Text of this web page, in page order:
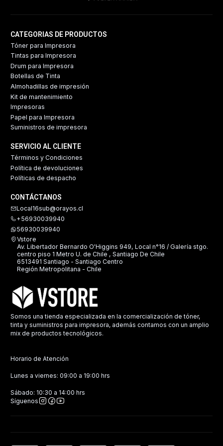
CATEGORIAS DE PRODUCTOS
Tóner para Impresora
Tintas para Impresora
Drum para Impresora
Botellas de Tinta
Almohadillas de impresión
Kit de mantenimiento
Impresoras
Papel para Impresora
Suministros de impresora
SERVICIO AL CLIENTE
Términos y Condiciones
Política de devoluciones
Políticas de despacho
CONTÁCTANOS
Local16sub@orayos.cl
+56930039940
56930039940
Vstore
Av. Libertador Bernardo O'Higgins 949, Local n°16 / Galería stgo.
centro piso 1 Metro U. de Chile , Santiago De Chile
6513491 Santiago - Santiago Centro
Región Metropolitana - Chile
Somos una tienda especializada en la comercialización de tóner,
tinta y suministros para impresora, además contamos con un amplio
mix de productos tecnológicos.
Horario de Atención
Lunes a viernes: 09:00 a 19:00 hrs
Sábado: 10:30 a 14:00 hrs
Síguenos